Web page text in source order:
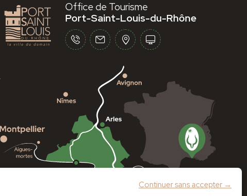
Continuer sans accepter →
Office de Tourisme
Port-Saint-Louis-du-Rhône